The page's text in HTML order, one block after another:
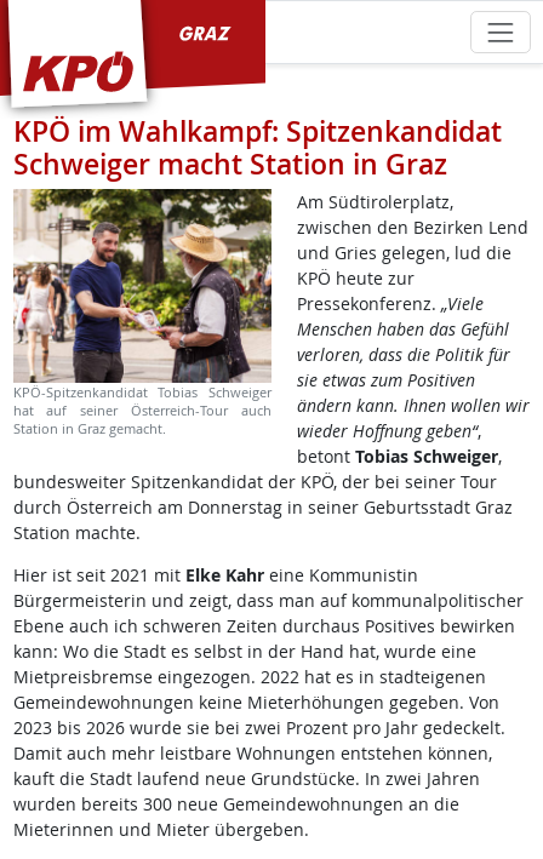
KPÖ im Wahlkampf: Spitzenkandidat
Schweiger macht Station in Graz
KPÖ-Spitzenkandidat Tobias Schweiger
hat auf seiner Österreich-Tour auch
Station in Graz gemacht.
Am Südtirolerplatz,
zwischen den Bezirken Lend
und Gries gelegen, lud die
KPÖ heute zur
Pressekonferenz. „Viele
Menschen haben das Gefühl
verloren, dass die Politik für
sie etwas zum Positiven
ändern kann. Ihnen wollen wir
wieder Hoffnung geben“,
betont Tobias Schweiger,
bundesweiter Spitzenkandidat der KPÖ, der bei seiner Tour
durch Österreich am Donnerstag in seiner Geburtsstadt Graz
Station machte.
Hier ist seit 2021 mit Elke Kahreine Kommunistin
Bürgermeisterin und zeigt, dass man auf kommunalpolitischer
Ebene auch ich schweren Zeiten durchaus Positives bewirken
kann: Wo die Stadt es selbst in der Hand hat, wurde eine
Mietpreisbremse eingezogen. 2022 hat es in stadteigenen
Gemeindewohnungen keine Mieterhöhungen gegeben. Von
2023 bis 2026 wurde sie bei zwei Prozent pro Jahr gedeckelt.
Damit auch mehr leistbare Wohnungen entstehen können,
kauft die Stadt laufend neue Grundstücke. In zwei Jahren
wurden bereits 300 neue Gemeindewohnungen an die
Mieterinnen und Mieter übergeben.